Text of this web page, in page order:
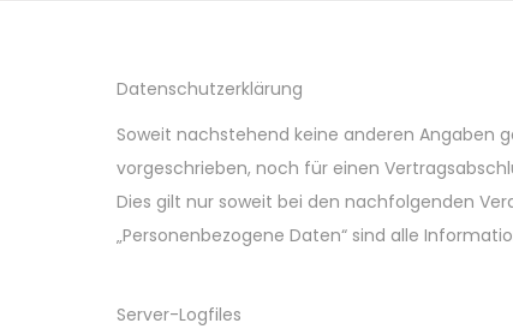
Datenschutzerklärung
Soweit nachstehend keine anderen Angaben
vorgeschrieben, noch für einen
Dies gilt nur soweit bei den nachfolgenden
„Personenbezogene Daten“ sind alle
Server-Logfiles